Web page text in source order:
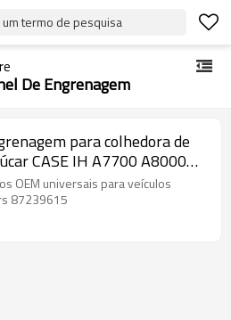
termo de pesquisa
De Engrenagem
para colhedora de
CASE IH A7700 A8000
PAIRGEARS
OEM universais para veículos
87239615